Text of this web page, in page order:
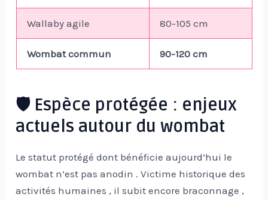
Wallaby agile 80-105 cm
Wombat commun 90-120 cm
🛡️ Espèce protégée : enjeux
actuels autour du wombat
Le statut protégé dont bénéficie aujourd’hui le
wombat n’est pas anodin . Victime historique des
activités humaines , il subit encore braconnage ,